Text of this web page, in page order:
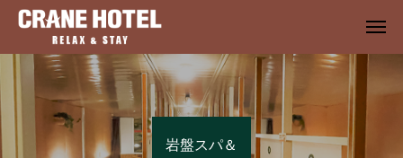
岩盤スパ＆